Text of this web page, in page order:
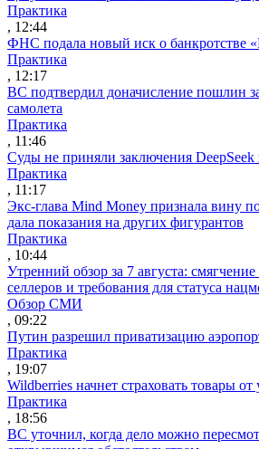
Практика
, 12:44
ФНС подала новый иск о банкротстве
Практика
, 12:17
ВС подтвердил доначисление пошлин
самолета
Практика
, 11:46
Суды не приняли заключения
Практика
, 11:17
Экс-глава Mind Money признала вину
дала показания на других фигурантов
Практика
, 10:44
Утренний обзор за 7 августа: смягчение
селлеров и требования для статуса
Обзор СМИ
, 09:22
Путин разрешил приватизацию
Практика
, 19:07
Wildberries начнет страховать товары от
Практика
, 18:56
ВС уточнил, когда дело можно